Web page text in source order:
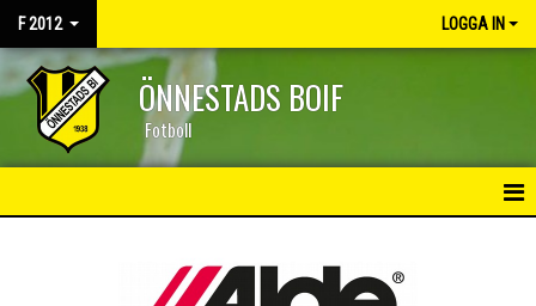
F 2012 LOGGA IN
ÖNNESTADS BOIF
Fotboll